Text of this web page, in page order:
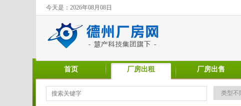
今天是：2026年08月08日
首页 厂房出租 厂房出售